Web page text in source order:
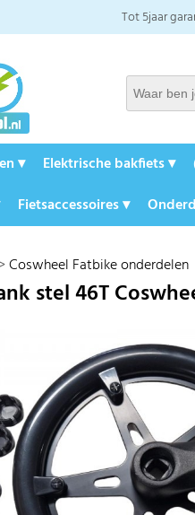
Tot 5jaar
▾ Elektrische bakfiets ▾
Fietsaccessoires ▾
Coswheel Fatbike onderdelen
stel 46T